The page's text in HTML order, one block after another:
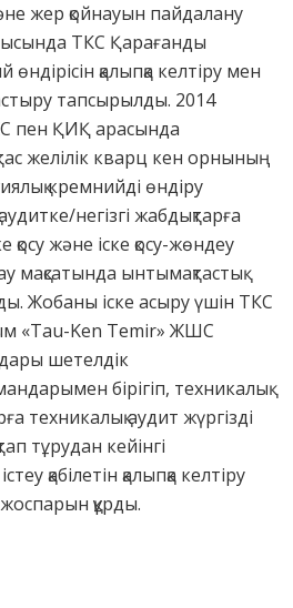
жер қойнауын пайдалану
ТКС Қарағанды
қалыпқа келтіру мен
тапсырылды. 2014
пен ҚИҚ арасында
желілік кварц кен орнының
кремнийді өндіру
негізгі жабдықтарға
қосу және іске қосу-жөндеу
ынтымақтастық
Жобаны іске асыру үшін ТКС
«Tau-Ken Temir» ЖШС
шетелдік
бірігіп, техникалық
техникалық аудит жүргізді
тұрудан кейінгі
қабілетін қалыпқа келтіру
құрды.